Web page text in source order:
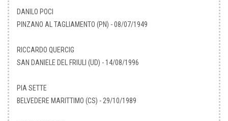
DANILO POCI
PINZANO AL TAGLIAMENTO (PN) - 08/07/1949
RICCARDO QUERCIG
SAN DANIELE DEL FRIULI (UD) - 14/08/1996
PIA SETTE
BELVEDERE MARITTIMO (CS) - 29/10/1989